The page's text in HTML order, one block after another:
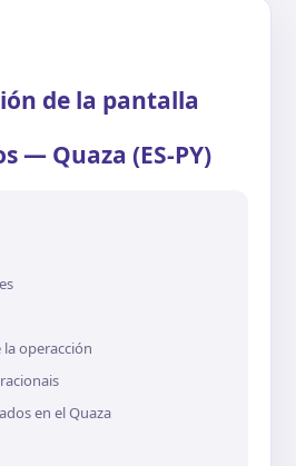
de la pantalla
— Quaza (ES-PY)
operacción
en el Quaza